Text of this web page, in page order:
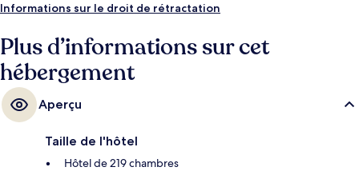
Informations sur le droit de rétractation
Plus d’informations sur cet
hébergement
Aperçu
Taille de l'hôtel
Hôtel de 219 chambres